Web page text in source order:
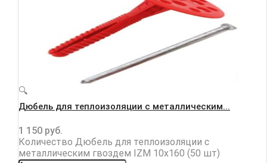
🔍
Дюбель для теплоизоляции с металлическим...
1 150 руб.
Количество Дюбель для теплоизоляции с
металлическим гвоздем IZM 10х160 (50 шт)